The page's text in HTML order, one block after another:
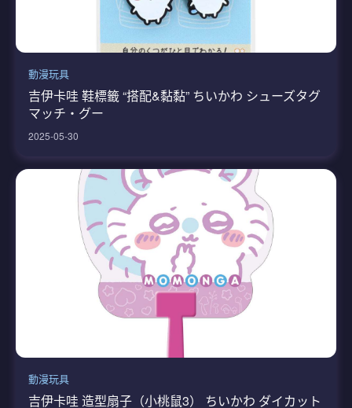
動漫玩具
吉伊卡哇 鞋標籤 “搭配&黏黏” ちいかわ シューズタグ
マッチ・グー
2025-05-30
動漫玩具
吉伊卡哇 造型扇子（小桃鼠3） ちいかわ ダイカット